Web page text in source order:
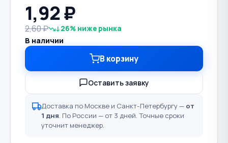
1,92₽
2,60 ₽ ↓26% ниже рынка
В наличии
В корзину
Оставить заявку
Доставка по Москве и Санкт-Петербургу — от
1 дня . По России — от 3 дней. Точные сроки
уточнит менеджер.